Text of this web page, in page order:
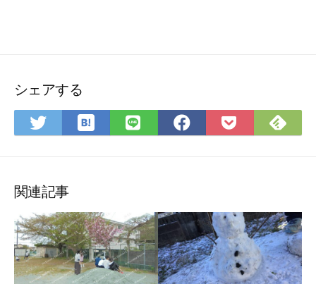
シェアする
Twitter
で
ア
は
て
ク
マ
ー
ク
に
LINE
で
Facebook
で
Pocket
に
で
関連記事